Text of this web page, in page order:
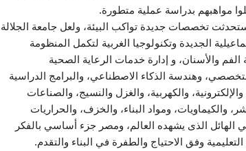
مواهبهم بدراسة عملية متطورة.
تخصصات جديدة تواكب البيئة، ولعل جامعة الجلالة
الجديدة وتكنولوجيا الغربية لتكمل المنظومة
والأسنان، و إدارة خدمات الرعاية الصحية
وهندسة الذكاء الاصطناعي، والبرامج الدراسية
والكهربية، والغزل والنسيج، والصناعات
والكيماويات، ومواد البناء، والخزف، والحراريات
الهائل الذى يشهده العالم، ومصر جزء أساسي بالفكر
وفق الاحتياج والطفرة في البناء والتقدم.